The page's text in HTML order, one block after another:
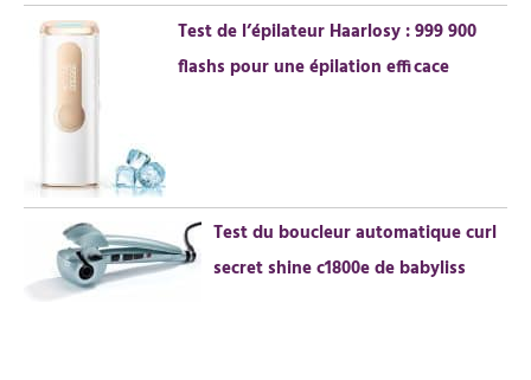
Test de l’épilateur Haarlosy : 999 900
flashs pour une épilation efficace
Test du boucleur automatique curl
secret shine c1800e de babyliss